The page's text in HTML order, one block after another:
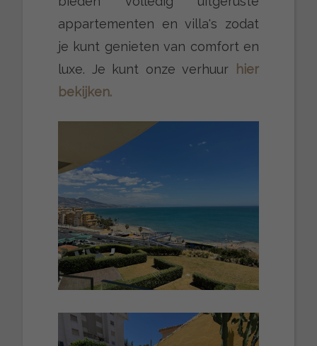
appartementen en villa's zodat
je kunt genieten van comfort en
luxe. Je kunt onze verhuur
hier
bekijken.